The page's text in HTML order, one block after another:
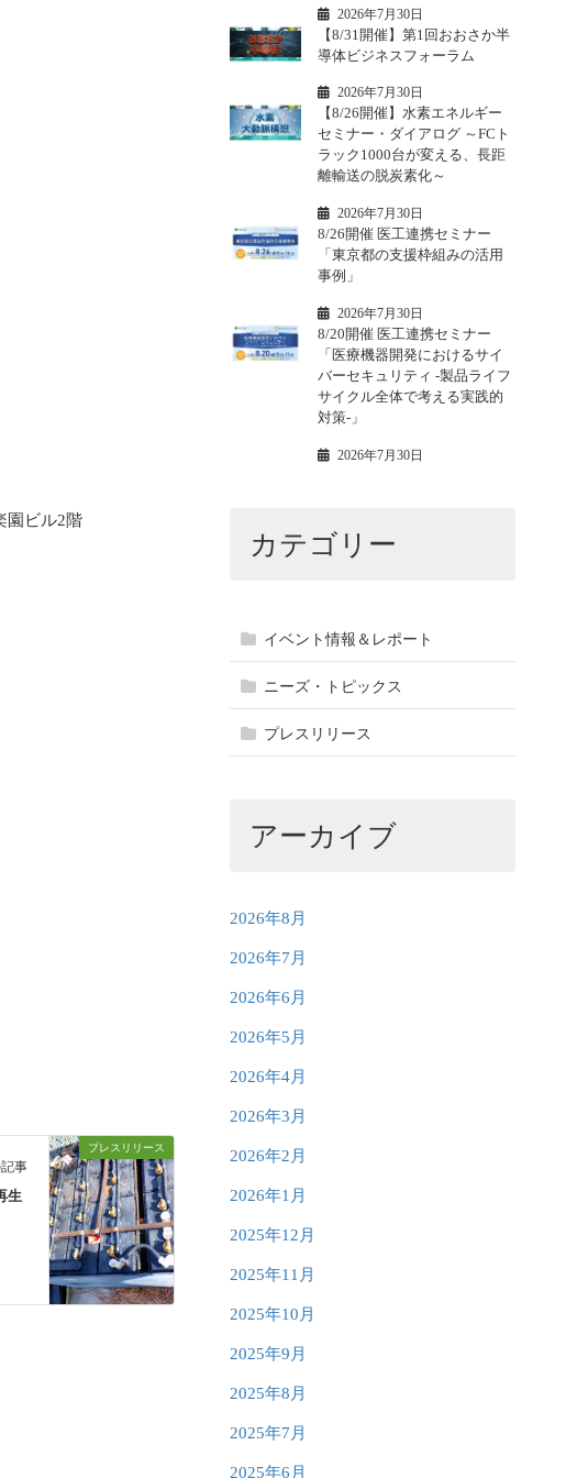
園ビル2階
プレスリリース
事
生
2026年7月30日
【8/31開催】第1回おおさか半
導体ビジネスフォーラム
2026年7月30日
【8/26開催】水素エネルギー
セミナー・ダイアログ ～FCト
ラック1000台が変える、長距
離輸送の脱炭素化～
2026年7月30日
8/26開催 医工連携セミナー
「東京都の支援枠組みの活用
事例」
2026年7月30日
8/20開催 医工連携セミナー
「医療機器開発におけるサイ
バーセキュリティ -製品ライフ
サイクル全体で考える実践的
対策-」
2026年7月30日
カテゴリー
イベント情報＆レポート
ニーズ・トピックス
プレスリリース
アーカイブ
2026年8月
2026年7月
2026年6月
2026年5月
2026年4月
2026年3月
2026年2月
2026年1月
2025年12月
2025年11月
2025年10月
2025年9月
2025年8月
2025年7月
2025年6月